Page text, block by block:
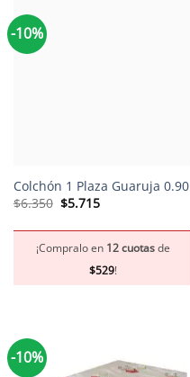
-10%
Colchón 1 Plaza Guaruja 0.90
$6.350 El
precio
era:
$6.350.
$5.715El
precio
es:
$5.715.
¡Compralo en 12 cuotasde
$529!
-10%